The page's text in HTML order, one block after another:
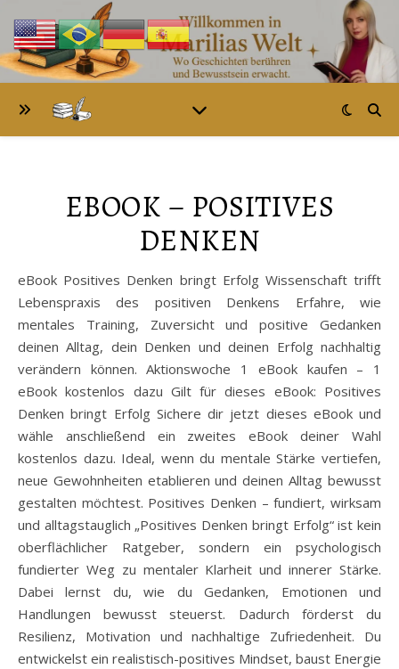
EBOOK – POSITIVES
DENKEN
eBook Positives Denken bringt Erfolg Wissenschaft trifft
Lebenspraxis des positiven Denkens Erfahre, wie
mentales Training, Zuversicht und positive Gedanken
deinen Alltag, dein Denken und deinen Erfolg nachhaltig
verändern können. Aktionswoche 1 eBook kaufen – 1
eBook kostenlos dazu Gilt für dieses eBook: Positives
Denken bringt Erfolg Sichere dir jetzt dieses eBook und
wähle anschließend ein zweites eBook deiner Wahl
kostenlos dazu. Ideal, wenn du mentale Stärke vertiefen,
neue Gewohnheiten etablieren und deinen Alltag bewusst
gestalten möchtest. Positives Denken – fundiert, wirksam
und alltagstauglich „Positives Denken bringt Erfolg“ ist kein
oberflächlicher Ratgeber, sondern ein psychologisch
fundierter Weg zu mentaler Klarheit und innerer Stärke.
Dabei lernst du, wie du Gedanken, Emotionen und
Handlungen bewusst steuerst. Dadurch förderst du
Resilienz, Motivation und nachhaltige Zufriedenheit. Du
entwickelst ein realistisch-positives Mindset, baust Energie